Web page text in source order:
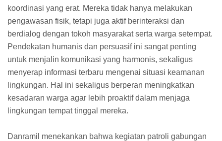
koordinasi yang erat. Mereka tidak hanya melakukan
pengawasan fisik, tetapi juga aktif berinteraksi dan
berdialog dengan tokoh masyarakat serta warga setempat.
Pendekatan humanis dan persuasif ini sangat penting
untuk menjalin komunikasi yang harmonis, sekaligus
menyerap informasi terbaru mengenai situasi keamanan
lingkungan. Hal ini sekaligus berperan meningkatkan
kesadaran warga agar lebih proaktif dalam menjaga
lingkungan tempat tinggal mereka.
Danramil menekankan bahwa kegiatan patroli gabungan